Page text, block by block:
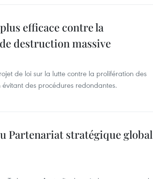
efficace contre la
destruction massive
de loi sur la lutte contre la prolifération des
des procédures redondantes.
Partenariat stratégique global